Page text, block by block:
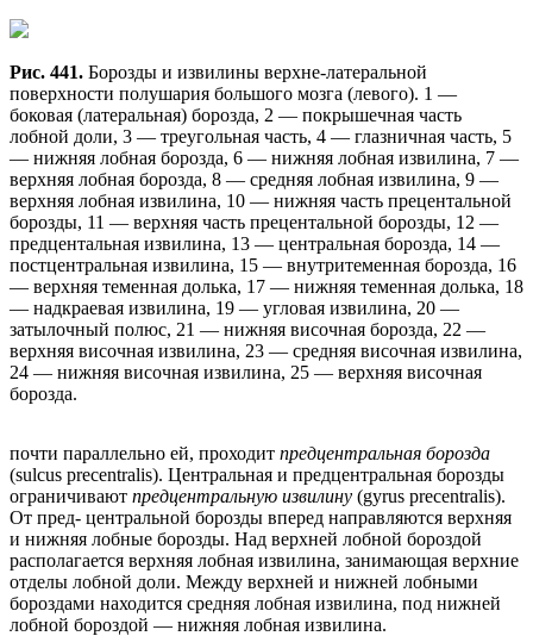
Рис. 441. Борозды и извилины верхне-латеральной
поверхности полушария большого мозга (левого). 1 —
боковая (латеральная) борозда, 2 — покрышечная часть
лобной доли, 3 — треугольная часть, 4 — глазничная часть, 5
— нижняя лобная борозда, 6 — нижняя лобная извилина, 7 —
верхняя лобная борозда, 8 — средняя лобная извилина, 9 —
верхняя лобная извилина, 10 — нижняя часть прецентальной
борозды, 11 — верхняя часть прецентальной борозды, 12 —
предцентальная извилина, 13 — центральная борозда, 14 —
постцентральная извилина, 15 — внутритеменная борозда, 16
— верхняя теменная долька, 17 — нижняя теменная долька, 18
— надкраевая извилина, 19 — угловая извилина, 20 —
затылочный полюс, 21 — нижняя височная борозда, 22 —
верхняя височная извилина, 23 — средняя височная извилина,
24 — нижняя височная извилина, 25 — верхняя височная
борозда.
почти параллельно ей, проходит предцентральная борозда
(sulcus precentralis). Центральная и предцентральная борозды
ограничивают предцентральную извилину (gyrus precentralis).
От пред- центральной борозды вперед направляются верхняя
и нижняя лобные борозды. Над верхней лобной бороздой
располагается верхняя лобная извилина, занимающая верхние
отделы лобной доли. Между верхней и нижней лобными
бороздами находится средняя лобная извилина, под нижней
лобной бороздой — нижняя лобная извилина.